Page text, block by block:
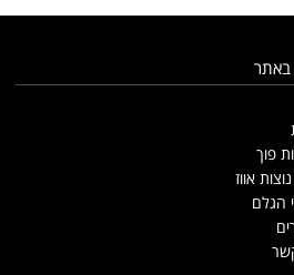
באתר
פוך
אווז
הגלם